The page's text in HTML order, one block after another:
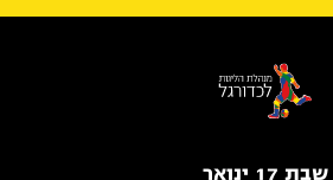
שבת 17 ינואר